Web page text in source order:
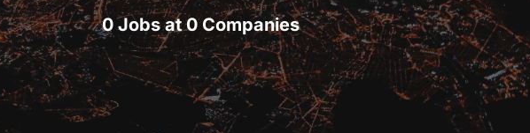
0 Jobs at 0 Companies